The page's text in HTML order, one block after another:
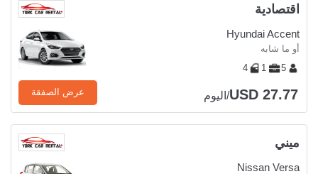
اقتصادية
Hyundai Accent
أو ما شابه
5
1
4
USD 27.77/اليوم عرض الصفقة
ميني
Nissan Versa